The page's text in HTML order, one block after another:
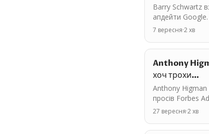
Barry Schwartz
апдейти
7 вересня·2хв
Anthony
хоч трохи…
Anthony Higman
просів Forbes
27 вересня·2хв